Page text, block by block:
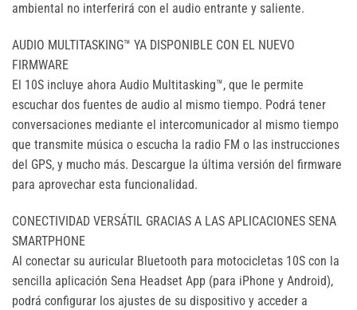
ambiental no interferirá con el audio entrante y saliente.
AUDIO MULTITASKING™ YA DISPONIBLE CON EL NUEVO
FIRMWARE
El 10S incluye ahora Audio Multitasking™, que le permite
escuchar dos fuentes de audio al mismo tiempo. Podrá tener
conversaciones mediante el intercomunicador al mismo tiempo
que transmite música o escucha la radio FM o las instrucciones
del GPS, y mucho más. Descargue la última versión del firmware
para aprovechar esta funcionalidad.
CONECTIVIDAD VERSÁTIL GRACIAS A LAS APLICACIONES SENA
SMARTPHONE
Al conectar su auricular Bluetooth para motocicletas 10S con la
sencilla aplicación Sena Headset App (para iPhone y Android),
podrá configurar los ajustes de su dispositivo y acceder a